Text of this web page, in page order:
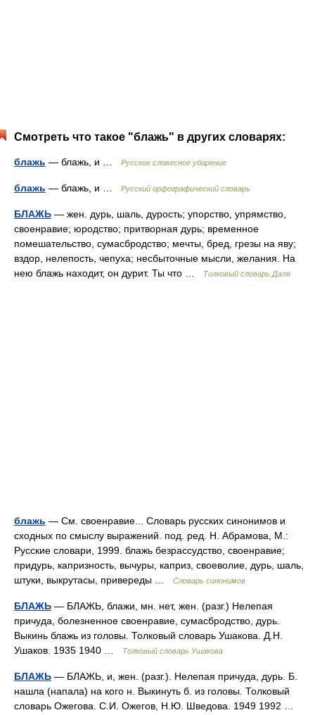
Смотреть что такое "блажь" в других словарях:
блажь — блажь, и … Русское словесное ударение
блажь — блажь, и … Русский орфографический словарь
БЛАЖЬ — жен. дурь, шаль, дурость; упорство, упрямство,
своенравие; юродство; притворная дурь; временное
помешательство, сумасбродство; мечты, бред, грезы на яву;
вздор, нелепость, чепуха; несбыточные мысли, желания. На
нею блажь находит, он дурит. Ты что …
Толковый словарь Даля
блажь — См. своенравие... Словарь русских синонимов и
сходных по смыслу выражений. под. ред. Н. Абрамова, М.:
Русские словари, 1999. блажь безрассудство, своенравие;
придурь, капризность, вычуры, каприз, своеволие, дурь, шаль,
штуки, выкрутасы, привереды …
Словарь синонимов
БЛАЖЬ — БЛАЖЬ, блажи, мн. нет, жен. (разг.) Нелепая
причуда, болезненное своенравие, сумасбродство, дурь.
Выкинь блажь из головы. Толковый словарь Ушакова. Д.Н.
Ушаков. 1935 1940 …
Толковый словарь Ушакова
БЛАЖЬ — БЛАЖЬ, и, жен. (разг.). Нелепая причуда, дурь. Б.
нашла (напала) на кого н. Выкинуть б. из головы. Толковый
словарь Ожегова. С.И. Ожегов, Н.Ю. Шведова. 1949 1992 …